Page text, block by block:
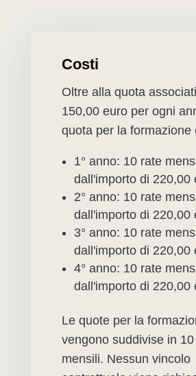
Costi
Oltre alla quota
150,00 euro per ogni
quota per la formazione
1° anno: 10 rate
dall'importo di 220,00
2° anno: 10 rate
dall'importo di 220,00
3° anno: 10 rate
dall'importo di 220,00
4° anno: 10 rate
dall'importo di 220,00
Le quote per la
vengono suddivise in
mensili. Nessun vincolo